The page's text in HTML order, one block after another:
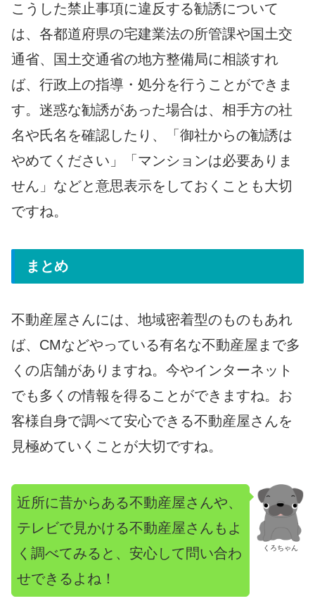
こうした禁止事項に違反する勧誘について
は、各都道府県の宅建業法の所管課や国土交
通省、国土交通省の地方整備局に相談すれ
ば、行政上の指導・処分を行うことができま
す。迷惑な勧誘があった場合は、相手方の社
名や氏名を確認したり、「御社からの勧誘は
やめてください」「マンションは必要ありま
せん」などと意思表示をしておくことも大切
ですね。
まとめ
不動産屋さんには、地域密着型のものもあれ
ば、CMなどやっている有名な不動産屋まで多
くの店舗がありますね。今やインターネット
でも多くの情報を得ることができますね。お
客様自身で調べて安心できる不動産屋さんを
見極めていくことが大切ですね。
くろちゃん
近所に昔からある不動産屋さんや、
テレビで見かける不動産屋さんもよ
く調べてみると、安心して問い合わ
せできるよね！